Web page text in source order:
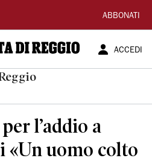
ABBONATI
ACCEDI
l’addio a
«Un uomo colto